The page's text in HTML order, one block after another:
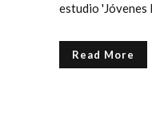
estudio 'Jóvenes
Read More